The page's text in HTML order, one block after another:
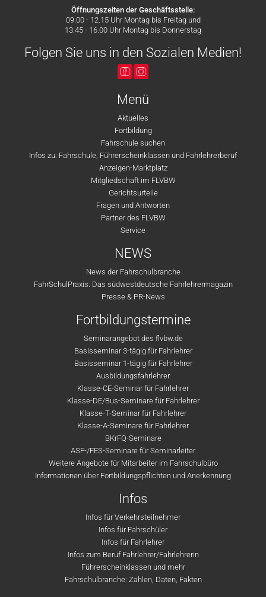
Öffnungszeiten der Geschäftsstelle:
09.00 - 12.15 Uhr Montag bis Freitag und
13.45 - 16.00 Uhr Montag bis Donnerstag
Folgen Sie uns in den Sozialen Medien!
Menü
Aktuelles
Fortbildung
Fahrschule suchen
Infos zu: Fahrschule, Führerscheinklassen und Fahrlehrerberuf
Anzeigen-Marktplatz
Mitgliedschaft im FLVBW
Gerichtsurteile
Fragen und Antworten
Partner des FLVBW
Service
NEWS
News der Fahrschulbranche
FahrSchulPraxis: Das südwestdeutsche Fahrlehrermagazin
Presse & PR-News
Fortbildungstermine
Seminarangebot des flvbw.de
Basisseminar 3-tägig für Fahrlehrer
Basisseminar 1-tägig für Fahrlehrer
Ausbildungsfahrlehrer
Klasse-CE-Seminar für Fahrlehrer
Klasse-DE/Bus-Seminare für Fahrlehrer
Klasse-T-Seminar für Fahrlehrer
Klasse-A-Seminare für Fahrlehrer
BKrFQ-Seminare
ASF-/FES-Seminare für Seminarleiter
Weitere Angebote für Mitarbeiter im Fahrschulbüro
Informationen über Fortbildungspflichten und Anerkennung
Infos
Infos für Verkehrsteilnehmer
Infos für Fahrschüler
Infos für Fahrlehrer
Infos zum Beruf Fahrlehrer/Fahrlehrerin
Führerscheinklassen und mehr
Fahrschulbranche: Zahlen, Daten, Fakten